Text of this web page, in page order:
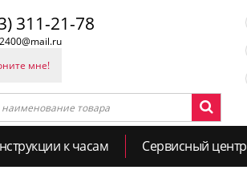
311-21-78
мне!
к часам Сервисный центр